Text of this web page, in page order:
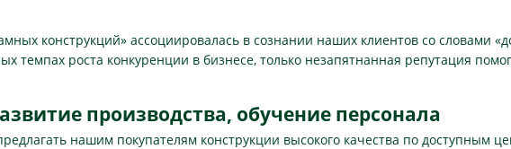
конструкций» ассоциировалась в сознании наших клиентов со словами
темпах роста конкуренции в бизнесе, только незапятнанная репутация
производства, обучение персонала
нашим покупателям конструкции высокого качества по доступным